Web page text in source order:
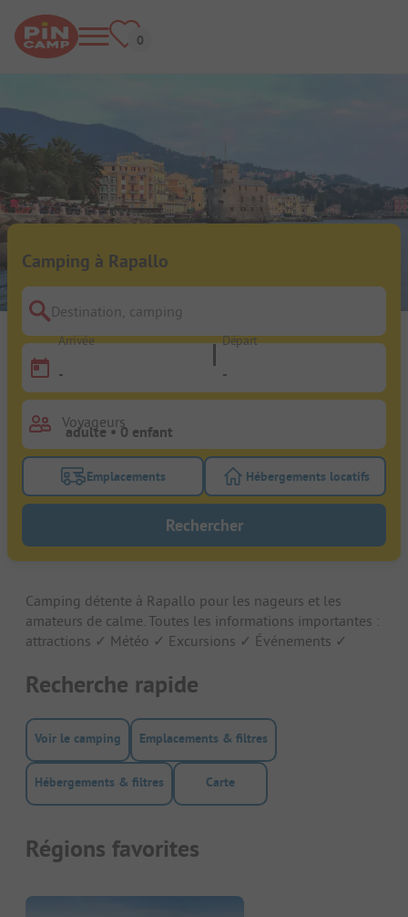
Camping à Rapallo
Destination, camping
Arrivée
-
Départ
-
Voyageurs
Activez le bouton de filtre emplacements pour
Emplacements Activez le bouton
Hébergements locatifs
Rechercher
Camping détente à Rapallo pour les nageurs et les
amateurs de calme. Toutes les informations importantes :
attractions ✓ Météo ✓ Excursions ✓ Événements ✓
Recherche rapide
Voir le camping Emplacements & filtres
Hébergements & filtres Carte
Régions favorites